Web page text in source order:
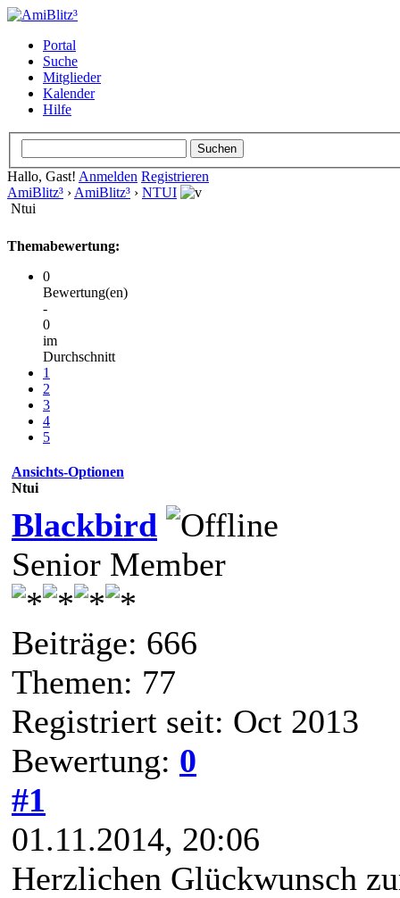
Portal
Suche
Mitglieder
Kalender
Hilfe
Hallo, Gast! Anmelden Registrieren
AmiBlitz³ › AmiBlitz³ › NTUI
Ntui
Themabewertung:
0
Bewertung(en)
-
0
im
Durchschnitt
1
2
3
4
5
Ansichts-Optionen
Ntui
Blackbird
Senior Member
Beiträge: 666
Themen: 77
Registriert seit: Oct 2013
Bewertung: 0
#1
01.11.2014, 20:06
Herzlichen Glückwunsch